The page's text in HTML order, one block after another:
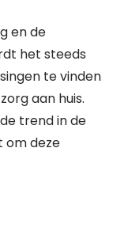
en de
het steeds
te vinden
aan huis.
trend in de
om deze